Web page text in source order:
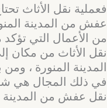
فعملية نقل الأثاث
عفش من المدينة
من الأعمال التي
نقل الأثاث من مكان
المدينة المنورة ،
في ذلك المجال هي
نقل عفش من المدينة